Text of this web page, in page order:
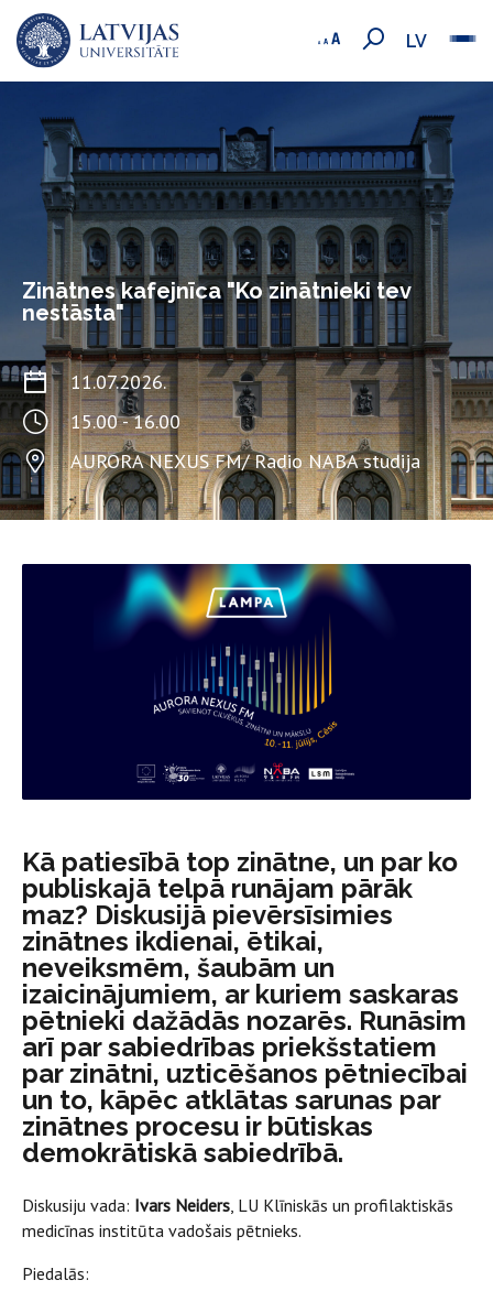
LV
Zinātnes kafejnīca "Ko zinātnieki tev
nestāsta"
11.07.2026.
15.00 - 16.00
AURORA NEXUS FM/ Radio NABA studija
Kā patiesībā top zinātne, un par ko
publiskajā telpā runājam pārāk
maz? Diskusijā pievērsīsimies
zinātnes ikdienai, ētikai,
neveiksmēm, šaubām un
izaicinājumiem, ar kuriem saskaras
pētnieki dažādās nozarēs. Runāsim
arī par sabiedrības priekšstatiem
par zinātni, uzticēšanos pētniecībai
un to, kāpēc atklātas sarunas par
zinātnes procesu ir būtiskas
demokrātiskā sabiedrībā.
Diskusiju vada: Ivars Neiders , LU Klīniskās un profilaktiskās
medicīnas institūta vadošais pētnieks.
Piedalās: